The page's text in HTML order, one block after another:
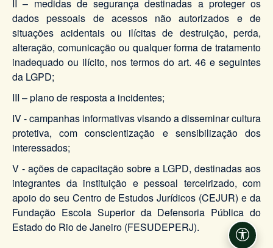
II – medidas de segurança destinadas a proteger os
dados pessoais de acessos não autorizados e de
situações acidentais ou ilícitas de destruição, perda,
alteração, comunicação ou qualquer forma de tratamento
inadequado ou ilícito, nos termos do art. 46 e seguintes
da LGPD;
III – plano de resposta a incidentes;
IV - campanhas informativas visando a disseminar cultura
protetiva, com conscientização e sensibilização dos
interessados;
V - ações de capacitação sobre a LGPD, destinadas aos
integrantes da instituição e pessoal terceirizado, com
apoio do seu Centro de Estudos Jurídicos (CEJUR) e da
Fundação Escola Superior da Defensoria Pública do
Estado do Rio de Janeiro (FESUDEPERJ).